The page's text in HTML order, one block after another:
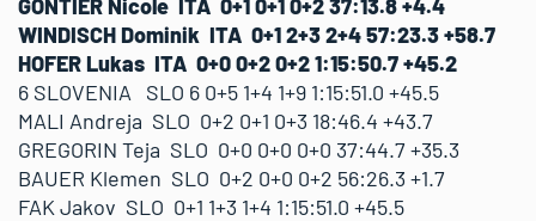
GONTIER Nicole ITA 0+1 0+1 0+2 37:13.8 +4.4
WINDISCH Dominik ITA 0+1 2+3 2+4 57:23.3 +58.7
HOFER Lukas ITA 0+0 0+2 0+2 1:15:50.7 +45.2
6 SLOVENIA SLO 6 0+5 1+4 1+9 1:15:51.0 +45.5
MALI Andreja SLO 0+2 0+1 0+3 18:46.4 +43.7
GREGORIN Teja SLO 0+0 0+0 0+0 37:44.7 +35.3
BAUER Klemen SLO 0+2 0+0 0+2 56:26.3 +1.7
FAK Jakov SLO 0+1 1+3 1+4 1:15:51.0 +45.5